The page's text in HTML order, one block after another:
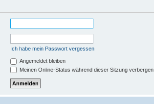
Ich habe mein Passwort vergessen
Angemeldet bleiben
Meinen Online-Status während dieser Sitzung verbergen